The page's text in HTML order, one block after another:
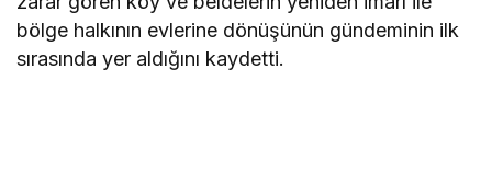
bölge halkının evlerine dönüşünün gündeminin ilk
sırasında yer aldığını kaydetti.